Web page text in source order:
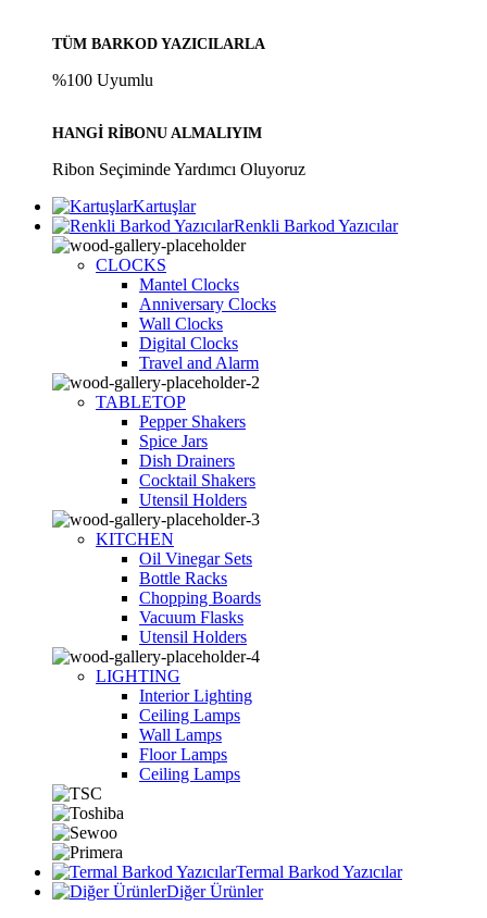
TÜM BARKOD YAZICILARLA
%100 Uyumlu
HANGİ RİBONU ALMALIYIM
Ribon Seçiminde Yardımcı Oluyoruz
Kartuşlar
Renkli Barkod Yazıcılar
CLOCKS
Mantel Clocks
Anniversary Clocks
Wall Clocks
Digital Clocks
Travel and Alarm
TABLETOP
Pepper Shakers
Spice Jars
Dish Drainers
Сocktail Shakers
Utensil Holders
KITCHEN
Oil Vinegar Sets
Bottle Racks
Chopping Boards
Vacuum Flasks
Utensil Holders
LIGHTING
Interior Lighting
Ceiling Lamps
Wall Lamps
Floor Lamps
Ceiling Lamps
Termal Barkod Yazıcılar
Diğer Ürünler